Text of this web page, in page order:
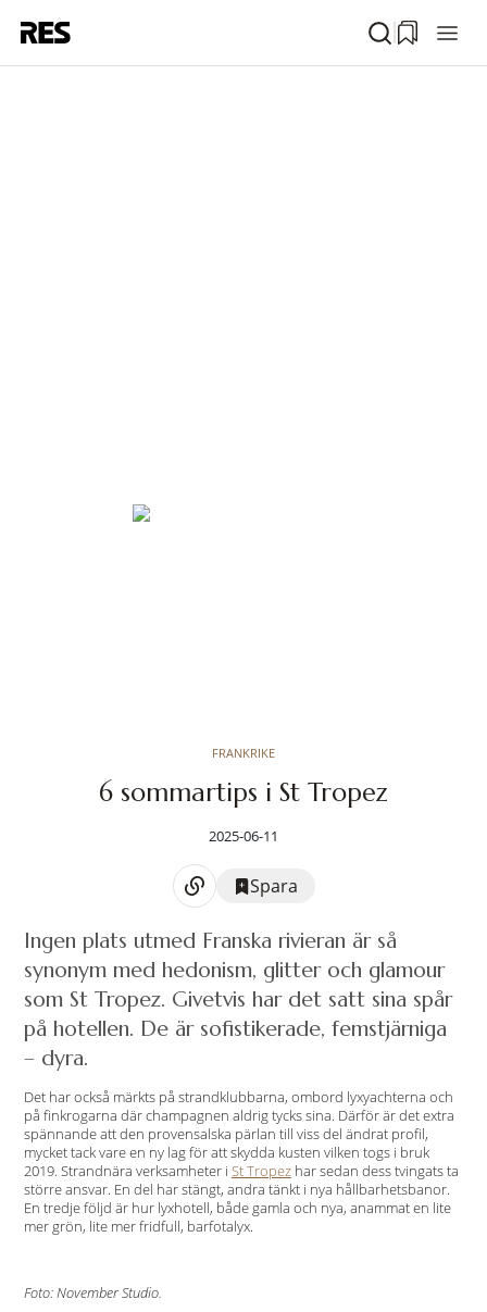
FRANKRIKE
6 sommartips i St Tropez
2025-06-11
Spara
Ingen plats utmed Franska rivieran är så
synonym med hedonism, glitter och glamour
som St Tropez. Givetvis har det satt sina spår
på hotellen. De är sofistikerade, femstjärniga
– dyra.
Det har också märkts på strandklubbarna, ombord lyxyachterna och
på finkrogarna där champagnen aldrig tycks sina. Därför är det extra
spännande att den provensalska pärlan till viss del ändrat profil,
mycket tack vare en ny lag för att skydda kusten vilken togs i bruk
2019. Strandnära verksamheter i St Tropezhar sedan dess tvingats ta
större ansvar. En del har stängt, andra tänkt i nya hållbarhetsbanor.
En tredje följd är hur lyxhotell, både gamla och nya, anammat en lite
mer grön, lite mer fridfull, barfotalyx.
Foto: November Studio.